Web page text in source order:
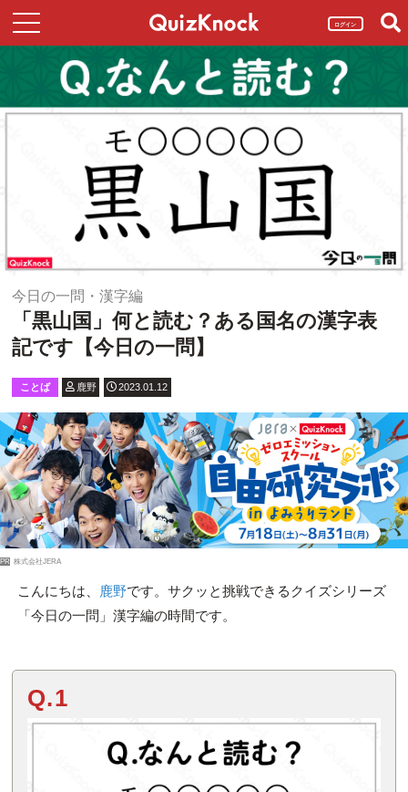
ログイン
今日の一問・漢字編
「黒山国」何と読む？ある国名の漢字表
記です【今日の一問】
ことば 鹿野 2023.01.12
PR 株式会社JERA
こんにちは、 鹿野です。サクッと挑戦できるクイズシリーズ
「今日の一問」漢字編の時間です。
Q.1